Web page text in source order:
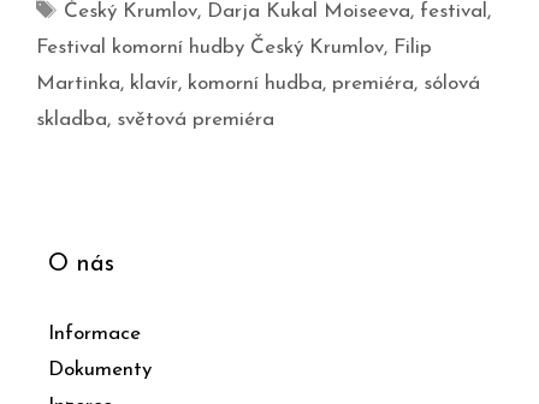
Český Krumlov, Darja Kukal Moiseeva, festival ,
Festival komorní hudby Český Krumlov, Filip
Martinka, klavír, komorní hudba, premiéra, sólová
skladba, světová premiéra
O nás
Informace
Dokumenty